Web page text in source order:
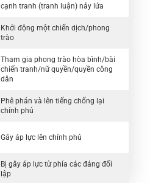
cạnh tranh (tranh luận) nảy lửa
Khởi động một chiến dịch/phong
trào
Tham gia phong trào hòa bình/bài
chiến tranh/nữ quyền/quyền công
dân
Phê phán và lên tiếng chống lại
chính phủ
Gây áp lực lên chính phủ
Bị gây áp lực từ phía các đảng đối
lập